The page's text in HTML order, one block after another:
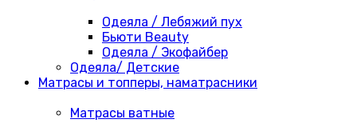
Одеяла / Лебяжий пух
Бьюти Beauty
Одеяла / Экофайбер
Одеяла/ Детские
Матрасы и топперы, наматрасники
Матрасы ватные